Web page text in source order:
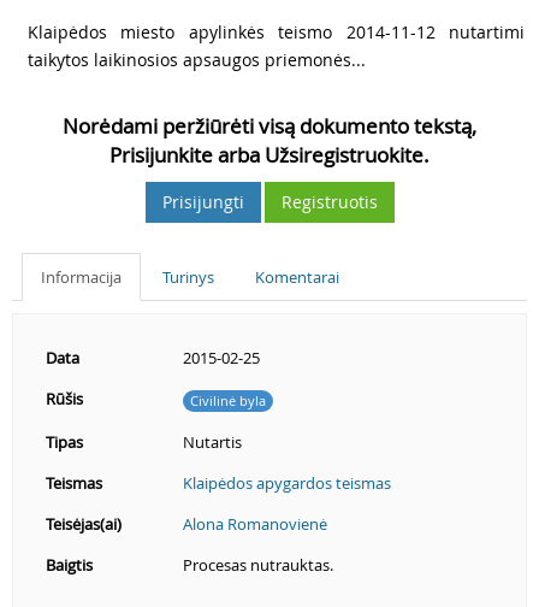
Klaipėdos miesto apylinkės teismo 2014-11-12 nutartimi
taikytos laikinosios apsaugos priemonės...
Norėdami peržiūrėti visą dokumento tekstą,
Prisijunkite arba Užsiregistruokite.
Prisijungti Registruotis
Informacija Turinys Komentarai
Data
2015-02-25
Rūšis
Civilinė byla
Tipas
Nutartis
Teismas
Klaipėdos apygardos teismas
Teisėjas(ai)
Alona Romanovienė
Baigtis
Procesas nutrauktas.